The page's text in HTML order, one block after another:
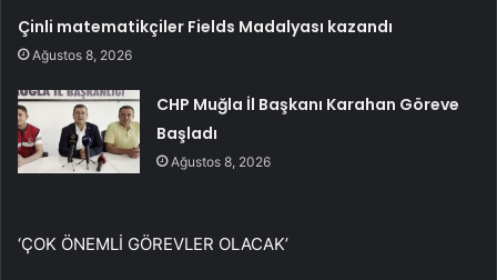
Çinli matematikçiler Fields Madalyası kazandı
Ağustos 8, 2026
CHP Muğla İl Başkanı Karahan Göreve
Başladı
Ağustos 8, 2026
‘ÇOK ÖNEMLİ GÖREVLER OLACAK’